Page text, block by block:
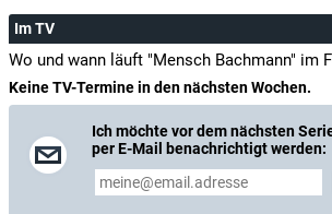
Im TV
Wo und wann läuft "Mensch Bachmann" im
Keine TV-Termine in den nächsten Wochen.
Ich möchte vor dem nächsten
per E-Mail benachrichtigt werden: